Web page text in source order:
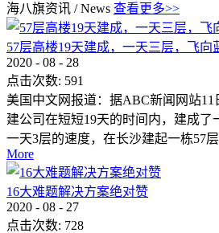
海八旗资讯 / News 查看更多>>
57层高楼19天建成，一天三层，飞向
2020 - 08 - 28
点击次数: 591
美国中文网报道：据ABC新闻网站
建公司在短短19天的时间内，建成了
一天3层的速度，在长沙建起一栋57
More
16大难题解决方案绝对赞
2020 - 08 - 27
点击次数: 728